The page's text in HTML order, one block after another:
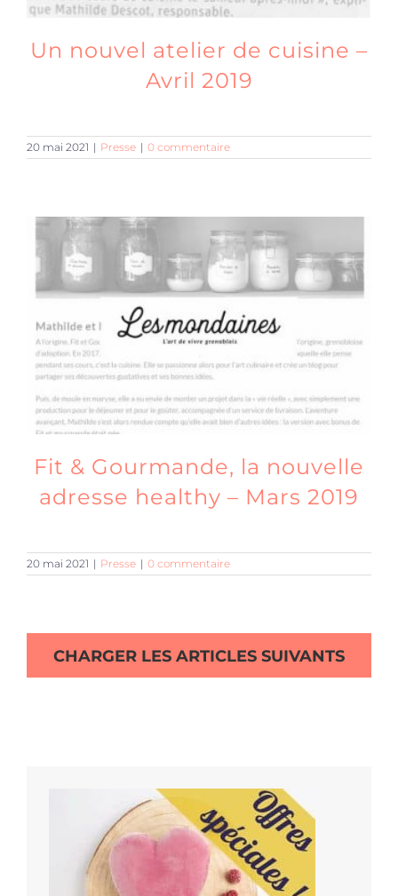
Un nouvel atelier de cuisine –
Avril 2019
20 mai 2021 | Presse | 0 commentaire
Fit & Gourmande, la nouvelle
adresse healthy – Mars 2019
20 mai 2021 | Presse | 0 commentaire
CHARGER LES ARTICLES SUIVANTS